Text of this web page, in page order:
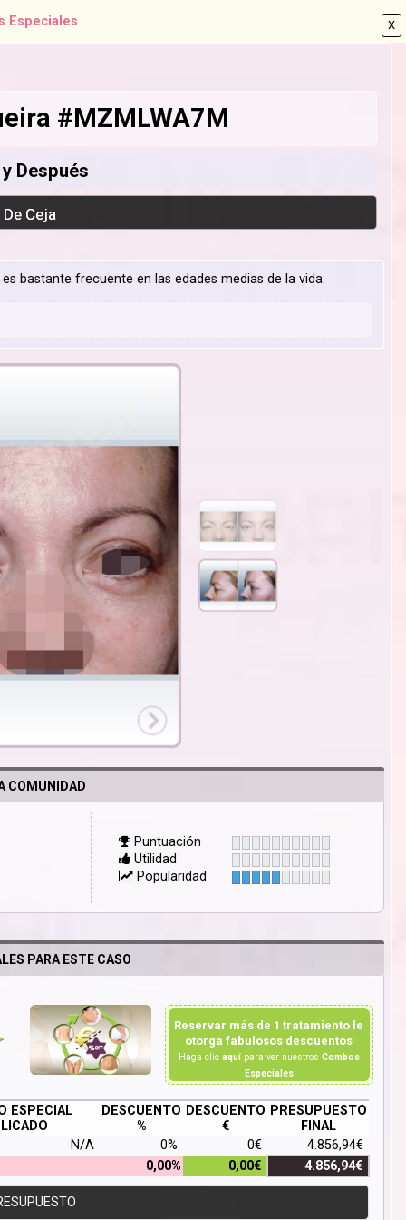
X
Especiales.
#MZMLWA7M
Después
Ceja
bastante frecuente en las edades medias de la vida.
COMUNIDAD
Puntuación
Utilidad
Popularidad
PARA ESTE CASO
Reservar más de 1 tratamiento le
otorga fabulosos descuentos
Haga clic aquípara ver nuestros Combos
Especiales
ESPECIAL
DESCUENTO
%
DESCUENTO
€
PRESUPUESTO
FINAL
N/A
0% 0€
4.856,94€
0,00%
0,00€ 4.856,94€